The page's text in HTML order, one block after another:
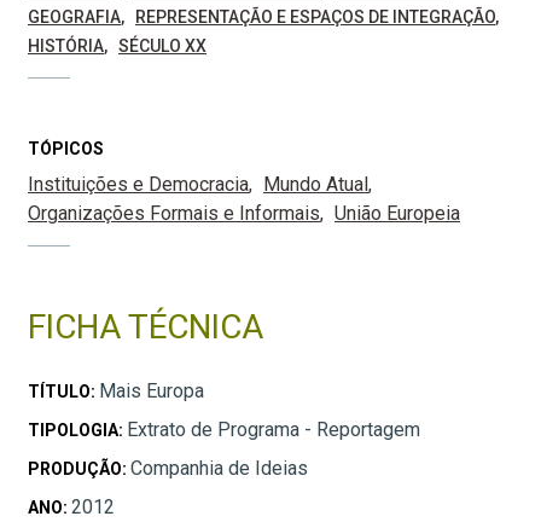
GEOGRAFIA
REPRESENTAÇÃO E ESPAÇOS DE INTEGRAÇÃO
HISTÓRIA
SÉCULO XX
TÓPICOS
Instituições e Democracia
Mundo Atual
Organizações Formais e Informais
União Europeia
FICHA TÉCNICA
TÍTULO: Mais Europa
TIPOLOGIA: Extrato de Programa - Reportagem
PRODUÇÃO: Companhia de Ideias
ANO: 2012